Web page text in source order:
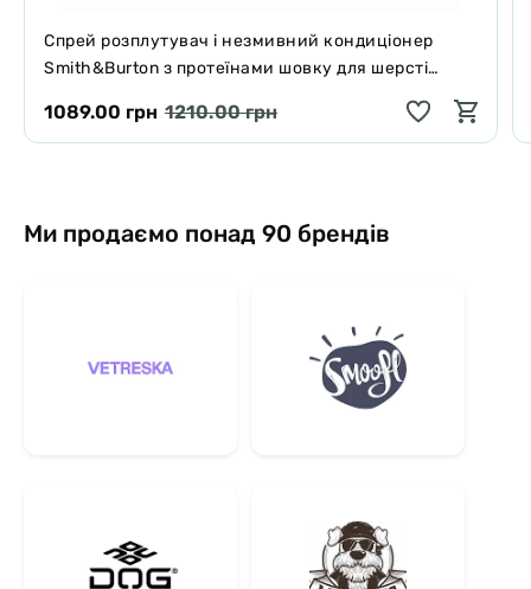
Спрей розплутувач і незмивний кондиціонер
Smith&Burton з протеїнами шовку для шерсті
1089.00 грн 1210.00 грн
Ми продаємо понад 90 брендів